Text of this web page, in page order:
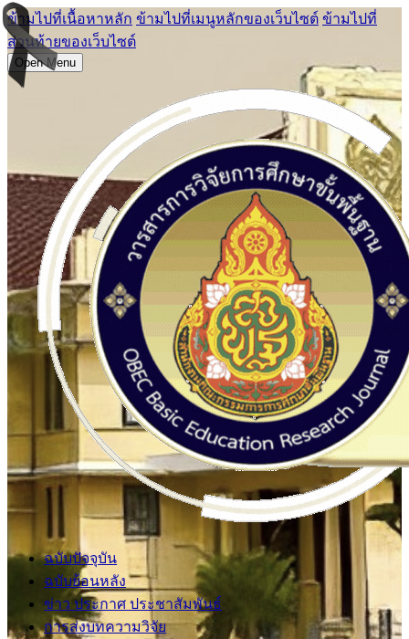
ข้ามไปที่เนื้อหาหลัก ข้ามไปที่เมนูหลักของเว็บไซต์ ข้ามไปที่
ส่วนท้ายของเว็บไซต์
Open Menu
ฉบับปัจจุบัน
ฉบับย้อนหลัง
ข่าว ประกาศ ประชาสัมพันธ์
การส่งบทความวิจัย